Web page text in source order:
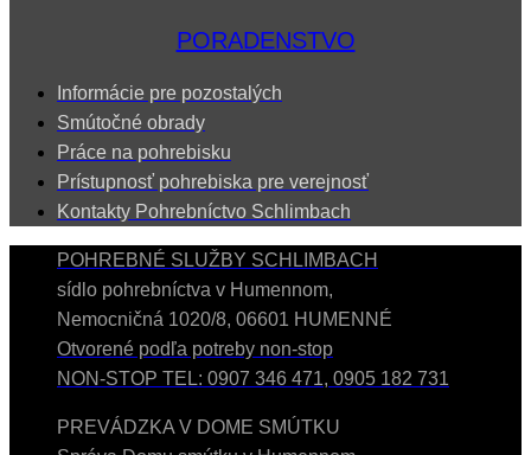
PORADENSTVO
Informácie pre pozostalých
Smútočné obrady
Práce na pohrebisku
Prístupnosť pohrebiska pre verejnosť
Kontakty Pohrebníctvo Schlimbach
POHREBNÉ SLUŽBY SCHLIMBACH
sídlo pohrebníctva v Humennom,
Nemocničná 1020/8, 06601 HUMENNÉ
Otvorené podľa potreby non-stop
NON-STOP TEL: 0907 346 471, 0905 182 731
PREVÁDZKA V DOME SMÚTKU